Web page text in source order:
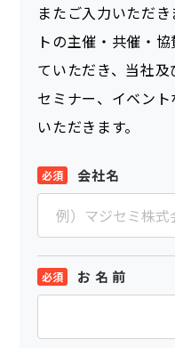
またご入力いただ
トの主催・共催・
ていただき、当社及
セミナー、イベン
いただきます。
会社名
お 名 前